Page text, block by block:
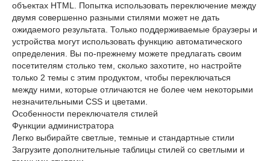
объектах HTML. Попытка использовать переключение между
двумя совершенно разными стилями может не дать
ожидаемого результата. Только поддерживаемые браузеры и
устройства могут использовать функцию автоматического
определения. Вы по-прежнему можете предлагать своим
посетителям столько тем, сколько захотите, но настройте
только 2 темы с этим продуктом, чтобы переключаться
между ними, которые отличаются не более чем некоторыми
незначительными CSS и цветами.
Особенности переключателя стилей
Функции администратора
Легко выбирайте светлые, темные и стандартные стили
Загрузите дополнительные таблицы стилей со светлыми и